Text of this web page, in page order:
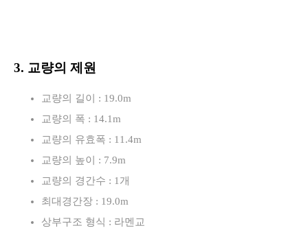
3. 교량의 제원
교량의 길이 : 19.0m
교량의 폭 : 14.1m
교량의 유효폭 : 11.4m
교량의 높이 : 7.9m
교량의 경간수 : 1개
최대경간장 : 19.0m
상부구조 형식 : 라멘교